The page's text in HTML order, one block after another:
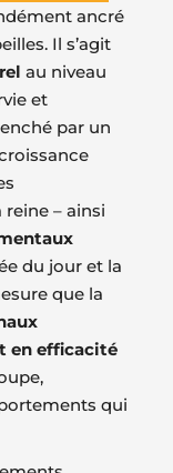
ancré
Il s’agit
au niveau
et
par un
– ainsi
du jour et la
que la
en efficacité
qui